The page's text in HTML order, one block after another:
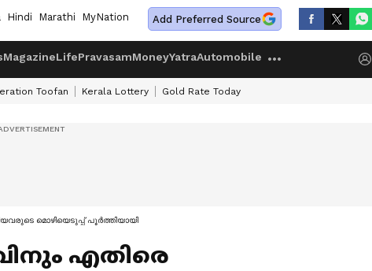
Hindi Marathi MyNation Add Preferred Source
MagazineLifePravasamMoneyYatraAutomobile
Toofan Kerala Lottery Gold Rate Today
മൊഴിയെടുപ്പ് പൂർത്തിയായി
എതിരെ